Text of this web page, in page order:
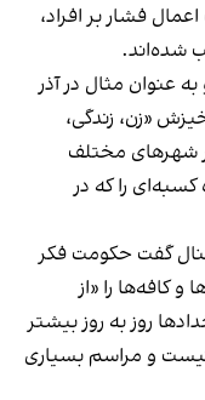
فشار بر افراد،
شده‌اند.
عنوان مثال در آذر
خیزش «زن، زندگی،
شهرهای مختلف
کسبه‌ای را که در
گفت حکومت فکر
و کافه‌ها را «از
روز به روز بیشتر
و مراسم بسیاری